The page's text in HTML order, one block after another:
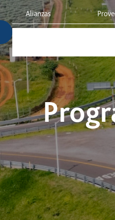
Alianzas